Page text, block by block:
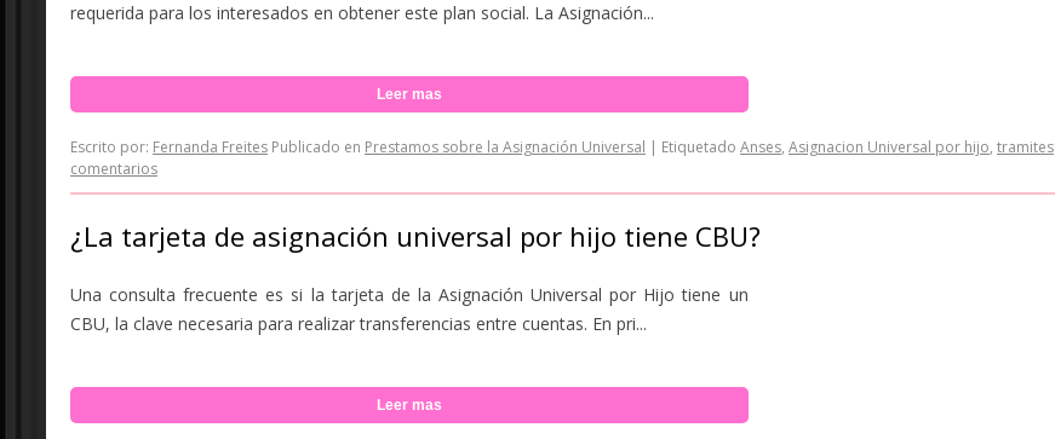
requerida para los interesados en obtener este plan social. La Asignación...
Leer mas
Escrito por: Fernanda Freites Publicado en Prestamos sobre la Asignación Universal | Etiquetado Anses, Asignacion Universal por hijo, tramites
comentarios
¿La tarjeta de asignación universal por hijo tiene CBU?
Una consulta frecuente es si la tarjeta de la Asignación Universal por Hijo tiene un
CBU, la clave necesaria para realizar transferencias entre cuentas. En pri...
Leer mas